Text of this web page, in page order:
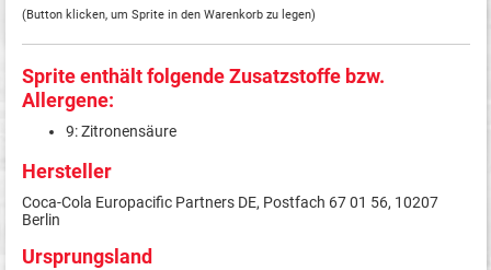
(Button klicken, um Sprite in den Warenkorb zu legen)
Sprite enthält folgende Zusatzstoffe bzw.
Allergene:
9: Zitronensäure
Hersteller
Coca-Cola Europacific Partners DE, Postfach 67 01 56, 10207
Berlin
Ursprungsland